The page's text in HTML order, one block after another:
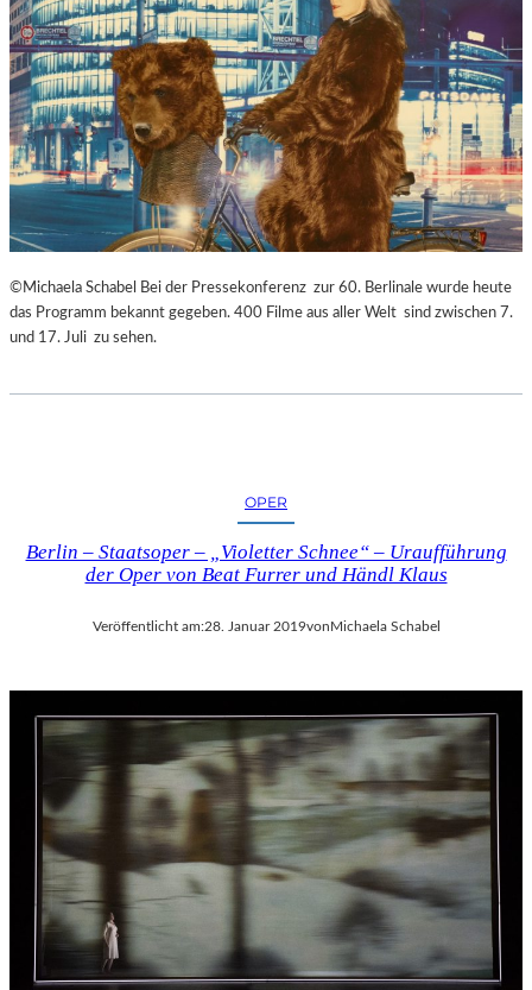
©Michaela Schabel Bei der Pressekonferenz zur 60. Berlinale wurde heute
das Programm bekannt gegeben. 400 Filme aus aller Welt sind zwischen 7.
und 17. Juli zu sehen.
OPER
Berlin – Staatsoper – „Violetter Schnee“ – Uraufführung
der Oper von Beat Furrer und Händl Klaus
Veröffentlicht am:28. Januar 2019vonMichaela Schabel